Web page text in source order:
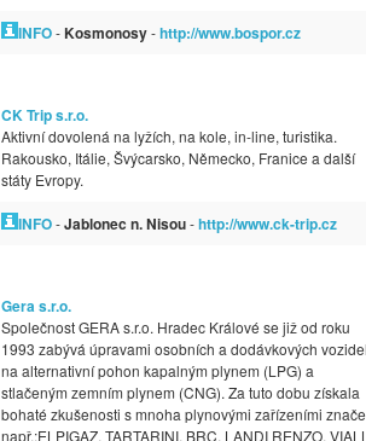
INFO-Kosmonosy-http://www.bospor.cz
CK Trip s.r.o.
Aktivní dovolená na lyžích, na kole, in-line, turistika.
Rakousko, Itálie, Švýcarsko, Německo, Franice a další
státy Evropy.
INFO-Jablonec n. Nisou-http://www.ck-trip.cz
Gera s.r.o.
Společnost GERA s.r.o. Hradec Králové se již od roku
1993 zabývá úpravami osobních a dodávkových
na alternativní pohon kapalným plynem (LPG) a
stlačeným zemním plynem (CNG). Za tuto dobu získala
bohaté zkušenosti s mnoha plynovými zařízeními
např.:ELPIGAZ, TARTARINI, BRC, LANDI RENZO,